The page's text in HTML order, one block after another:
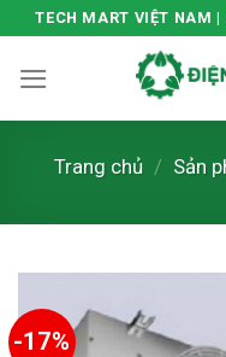
Skip
content
TECH MART VIỆT NAM |
Trang chủ / Sản
-17%